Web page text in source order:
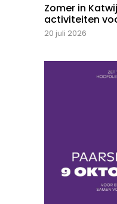
Zomer in
activiteiten
20 juli 2026